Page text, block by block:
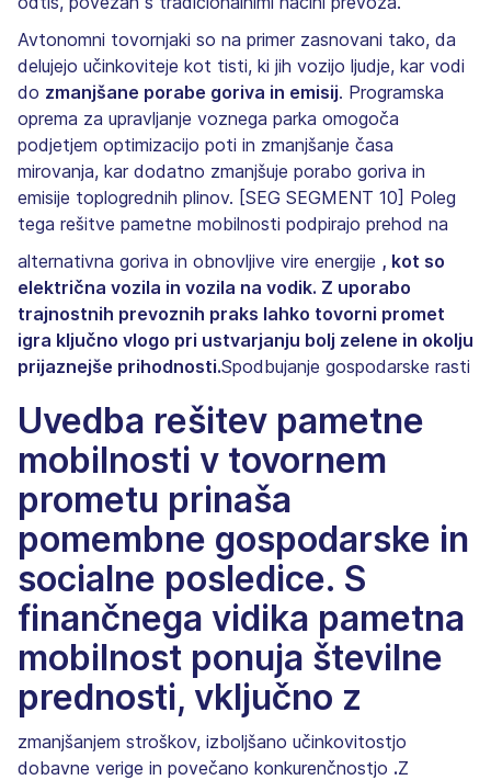
Avtonomni tovornjaki so na primer zasnovani tako, da
delujejo učinkoviteje kot tisti, ki jih vozijo ljudje, kar vodi
do zmanjšane porabe goriva in emisij. Programska
oprema za upravljanje voznega parka omogoča
podjetjem optimizacijo poti in zmanjšanje časa
mirovanja, kar dodatno zmanjšuje porabo goriva in
emisije toplogrednih plinov. [SEG SEGMENT 10] Poleg
tega rešitve pametne mobilnosti podpirajo prehod na
alternativna goriva in obnovljive vire energije , kot so
električna vozila in vozila na vodik. Z uporabo
trajnostnih prevoznih praks lahko tovorni promet
igra ključno vlogo pri ustvarjanju bolj zelene in okolju
prijaznejše prihodnosti.Spodbujanje gospodarske rasti
Uvedba rešitev pametne
mobilnosti v tovornem
prometu prinaša
pomembne gospodarske in
socialne posledice. S
finančnega vidika pametna
mobilnost ponuja številne
prednosti, vključno z
zmanjšanjem stroškov, izboljšano učinkovitostjo
dobavne verige in povečano konkurenčnostjo .Z